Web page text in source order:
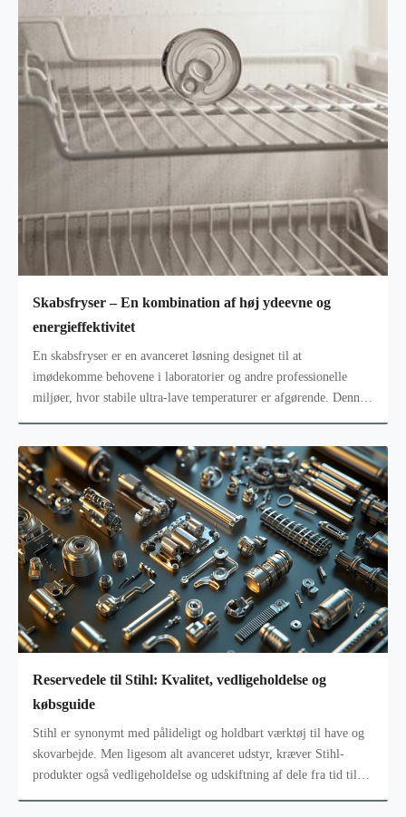
Skabsfryser – En kombination af høj ydeevne og
energieffektivitet
En skabsfryser er en avanceret løsning designet til at
imødekomme behovene i laboratorier og andre professionelle
miljøer, hvor stabile ultra-lave temperaturer er afgørende. Denne
Reservedele til Stihl: Kvalitet, vedligeholdelse og
købsguide
Stihl er synonymt med pålideligt og holdbart værktøj til have og
skovarbejde. Men ligesom alt avanceret udstyr, kræver Stihl-
produkter også vedligeholdelse og udskiftning af dele fra tid til